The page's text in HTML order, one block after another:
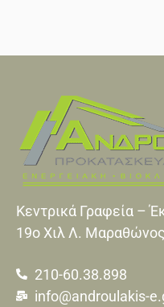
Κεντρικά Γραφεία –
19o Xιλ Λ.
210-60.38.898
info@androulakis-